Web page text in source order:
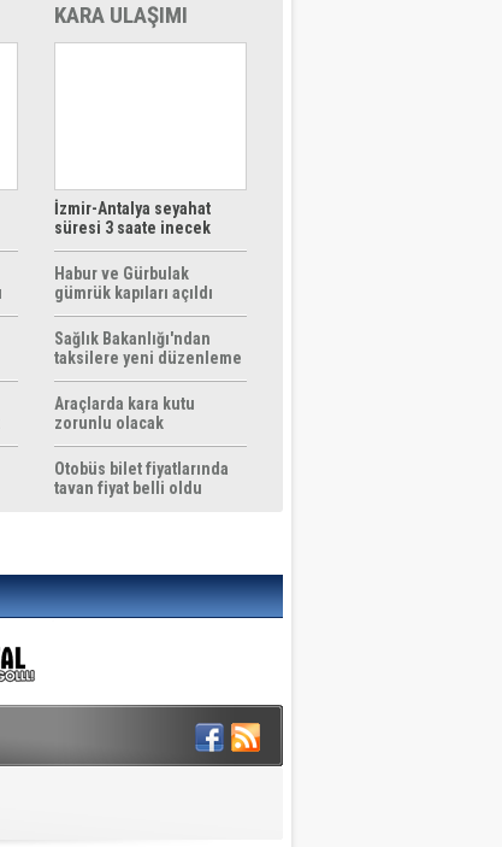
KARA ULAŞIMI
İzmir-Antalya seyahat
süresi 3 saate inecek
Habur ve Gürbulak
gümrük kapıları açıldı
Sağlık Bakanlığı'ndan
taksilere yeni düzenleme
Araçlarda kara kutu
zorunlu olacak
Otobüs bilet fiyatlarında
tavan fiyat belli oldu